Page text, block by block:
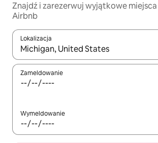
Znajdź i zarezerwuj wyjątkowe
Airbnb
Lokalizacja
Gdy wyniki będą dostępne, możesz
Zameldowanie
Wymeldowanie